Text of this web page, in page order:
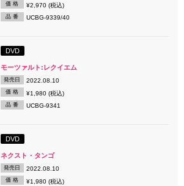
価 格 ¥2,970 (税込)
品 番 UCBG-9339/40
DVD
モーツァルト:レクイエム
発売日 2022.08.10
価 格 ¥1,980 (税込)
品 番 UCBG-9341
DVD
ネクスト・タンゴ
発売日 2022.08.10
価 格 ¥1,980 (税込)